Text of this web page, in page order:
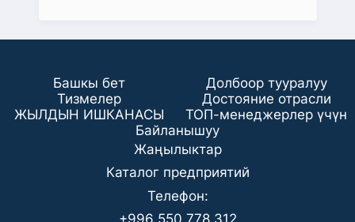
Башкы бет
Долбоор тууралуу
Тизмелер
Достояние отрасли
ЖЫЛДЫН ИШКАНАСЫ
ТОП-менеджерлер үчүн
Байланышуу
Жаңылыктар
Каталог предприятий
Телефон:
+996 550 778 312